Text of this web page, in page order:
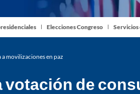
Elecciones Congreso
movilizaciones en paz
de